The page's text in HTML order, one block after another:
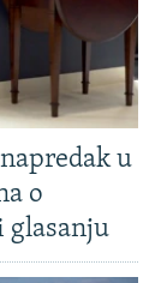
u
o
glasanju